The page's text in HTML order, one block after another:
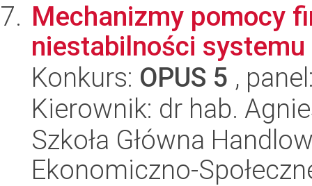
Mechanizmy pomocy
niestabilności
Konkurs: OPUS 5 ,
Kierownik: dr hab.
Szkoła Główna
Ekonomiczno-